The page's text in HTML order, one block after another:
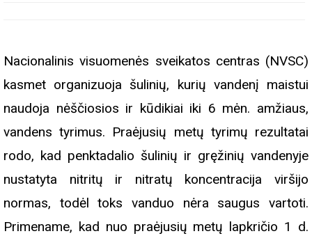
Nacionalinis visuomenės sveikatos centras (NVSC)
kasmet organizuoja šulinių, kurių vandenį maistui
naudoja nėščiosios ir kūdikiai iki 6 mėn. amžiaus,
vandens tyrimus. Praėjusių metų tyrimų rezultatai
rodo, kad penktadalio šulinių ir gręžinių vandenyje
nustatyta nitritų ir nitratų koncentracija viršijo
normas, todėl toks vanduo nėra saugus vartoti.
Primename, kad nuo praėjusių metų lapkričio 1 d.